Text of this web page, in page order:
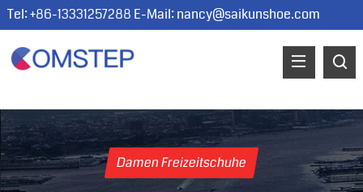
Tel: +86-13331257288 E-Mail:nancy@saikunshoe.com
Damen Freizeitschuhe